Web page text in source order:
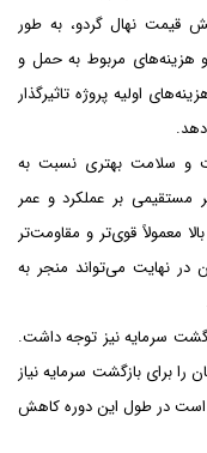
قیمت نهال گردو، به طور
هزینه‌های مربوط به حمل و
اولیه پروژه تاثیرگذار
و سلامت بهتری نسبت به
مستقیمی بر عملکرد و عمر
معمولاً قوی‌تر و مقاومت‌تر
در نهایت می‌تواند منجر به
سرمایه نیز توجه داشت.
برای بازگشت سرمایه نیاز
است در طول این دوره کاهش